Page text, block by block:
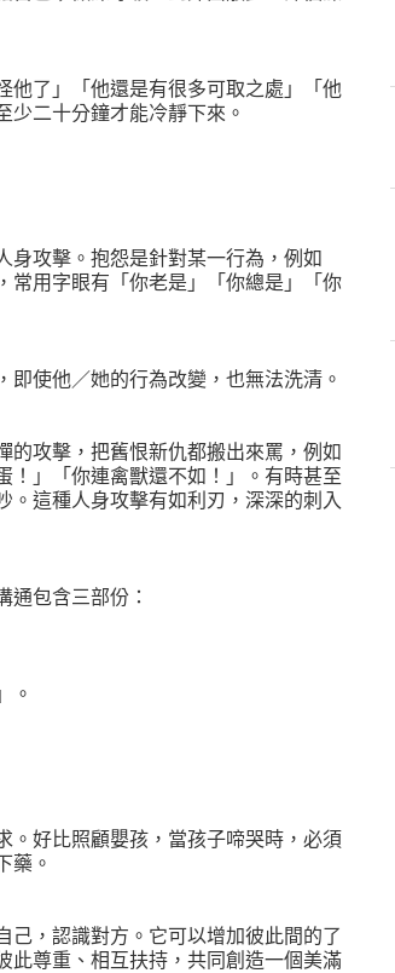
他了」「他還是有很多可取之處」「他
少二十分鐘才能冷靜下來。
身攻擊。抱怨是針對某一行為，例如
常用字眼有「你老是」「你總是」「你
使他／她的行為改變，也無法洗清。
的攻擊，把舊恨新仇都搬出來罵，例如
！」「你連禽獸還不如！」。有時甚至
。這種人身攻擊有如利刃，深深的刺入
通包含三部份：
。
。好比照顧嬰孩，當孩子啼哭時，必須
藥。
己，認識對方。它可以增加彼此間的了
此尊重、相互扶持，共同創造一個美滿